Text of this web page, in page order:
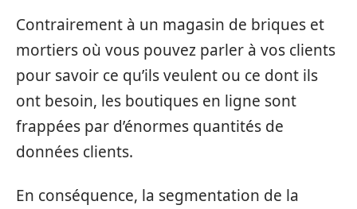
Contrairement à un magasin de briques et
mortiers où vous pouvez parler à vos clients
pour savoir ce qu’ils veulent ou ce dont ils
ont besoin, les boutiques en ligne sont
frappées par d’énormes quantités de
données clients.
En conséquence, la segmentation de la